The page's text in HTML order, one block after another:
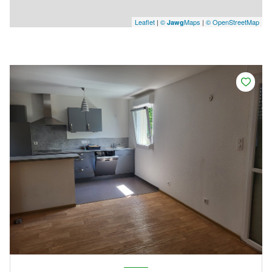
Leaflet | © JawgMaps | © OpenStreetMap